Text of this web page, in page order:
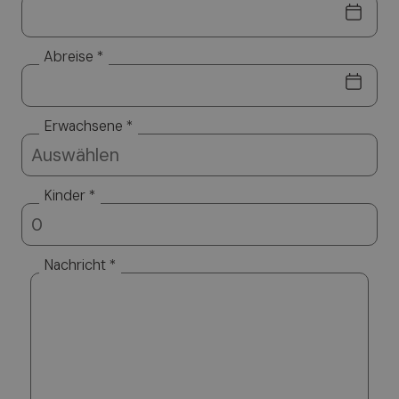
Abreise *
Erwachsene *
Kinder *
Nachricht *